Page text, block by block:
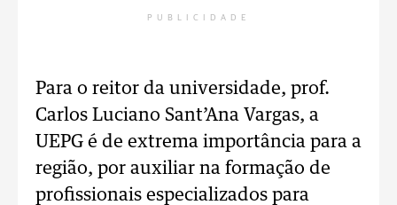
PUBLICIDADE
Para o reitor da universidade, prof.
Carlos Luciano Sant’Ana Vargas, a
UEPG é de extrema importância para a
região, por auxiliar na formação de
profissionais especializados para